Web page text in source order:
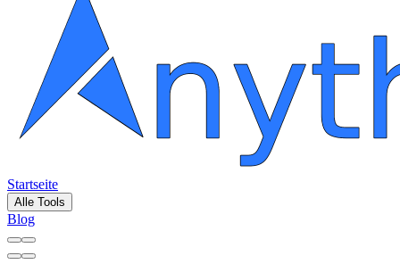
Startseite
Alle Tools
Blog